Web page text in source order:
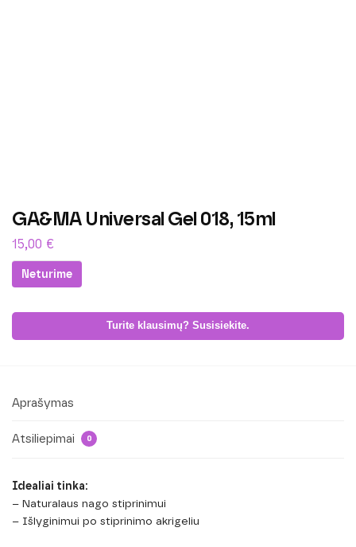
GA&MA Universal Gel 018, 15ml
15,00 €
Neturime
Turite klausimų? Susisiekite.
Aprašymas
Atsiliepimai 0
Idealiai tinka:
– Naturalaus nago stiprinimui
– Išlyginimui po stiprinimo akrigeliu